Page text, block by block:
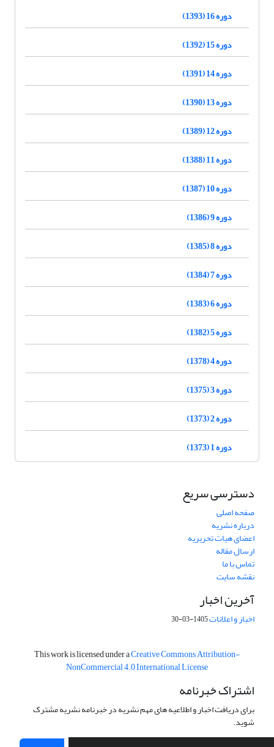
دوره 16 (1393)
دوره 15 (1392)
دوره 14 (1391)
دوره 13 (1390)
دوره 12 (1389)
دوره 11 (1388)
دوره 10 (1387)
دوره 9 (1386)
دوره 8 (1385)
دوره 7 (1384)
دوره 6 (1383)
دوره 5 (1382)
دوره 4 (1378)
دوره 3 (1375)
دوره 2 (1373)
دوره 1 (1373)
دسترسی سریع
صفحه اصلی
درباره نشریه
اعضای هیات تحریریه
ارسال مقاله
تماس با ما
نقشه سایت
آخرین اخبار
اخبار و اعلانات1405-03-30
This work is licensed under aCreative Commons Attribution-
NonCommercial 4.0 International License
اشتراک خبرنامه
برای دریافت اخبار و اطلاعیه های مهم نشریه در خبرنامه نشریه مشترک
شوید.